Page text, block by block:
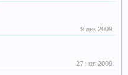
9 дек 2009
27 ноя 2009